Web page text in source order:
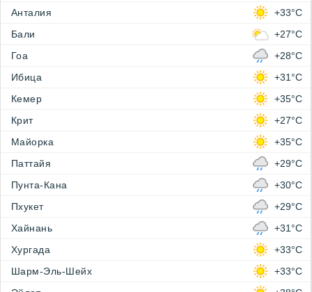
Анталия
+33°C
Бали
+27°C
Гоа
+28°C
Ибица
+31°C
Кемер
+35°C
Крит
+27°C
Майорка
+35°C
Паттайя
+29°C
Пунта-Кана
+30°C
Пхукет
+29°C
Хайнань
+31°C
Хургада
+33°C
Шарм-Эль-Шейх
+33°C